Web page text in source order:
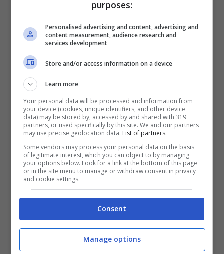
olandese scomparso dopo aver
salvato il figlio dalle forti correnti
Doccia Estiva: Acqua Calda o
Fredda? Scopri la Risposta
Sorprendente e i Benefici Inaspettati
Lug 26, 2026
Quarta Ondata di Calore Estiva
2026: Ritorno dell’Afa e Notti
Tropicali – Le Previsioni Meteo
purposes:
Personalised advertising and content, advertising and
content measurement, audience research and
services development
Store and/or access information on a device
Learn more
Your personal data will be processed and information from
your device (cookies, unique identifiers, and other device
data) may be stored by, accessed by and shared with 319
partners, or used specifically by this site. We and our partners
may use precise geolocation data. List of partners.
Some vendors may process your personal data on the basis
of legitimate interest, which you can object to by managing
your options below. Look for a link at the bottom of this page
or in the site menu to manage or withdraw consent in privacy
and cookie settings.
Consent
Manage options